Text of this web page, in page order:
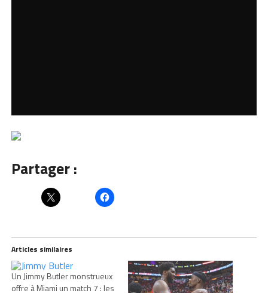
Partager :
Articles similaires
Un Jimmy Butler monstrueux
offre à Miami un match 7 : les